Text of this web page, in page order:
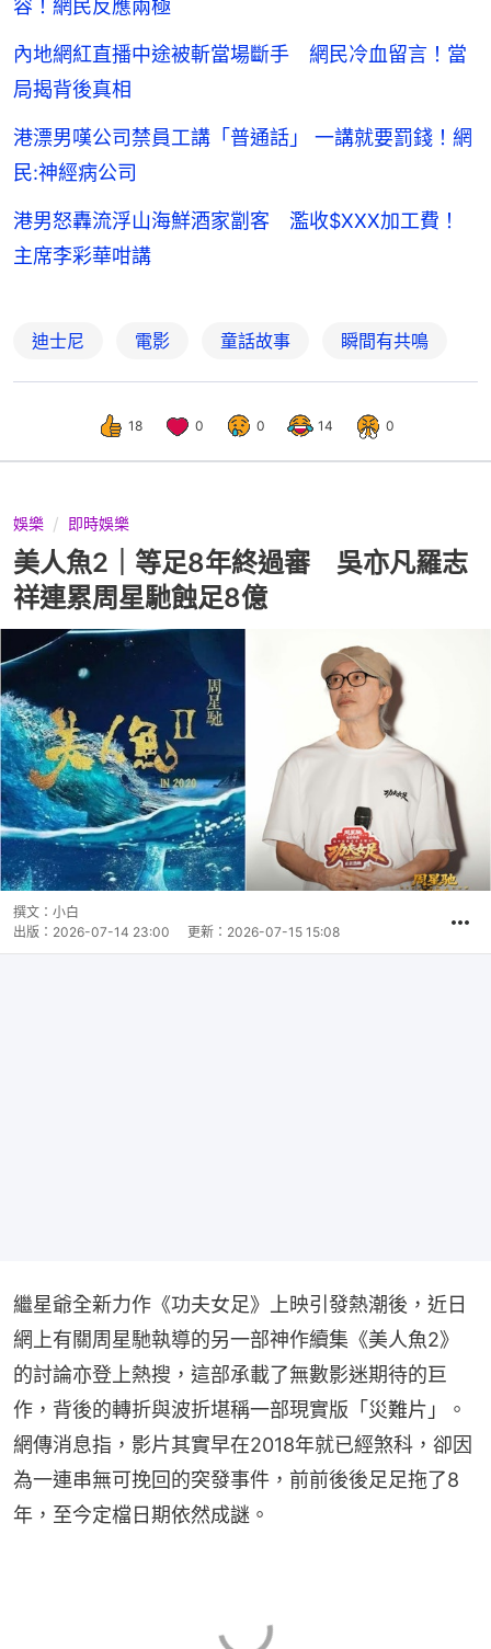
容！網民反應兩極
內地網紅直播中途被斬當場斷手 網民冷血留言！當
局揭背後真相
港漂男嘆公司禁員工講「普通話」 一講就要罰錢！網
民:神經病公司
港男怒轟流浮山海鮮酒家劏客 濫收$XXX加工費！
主席李彩華咁講
迪士尼 電影 童話故事 瞬間有共鳴
18 0 0 14 0
娛樂 即時娛樂
美人魚2｜等足8年終過審 吳亦凡羅志
祥連累周星馳蝕足8億
撰文： 小白
出版： 2026-07-14 23:00 更新： 2026-07-15 15:08
繼星爺全新力作《功夫女足》上映引發熱潮後，近日
網上有關周星馳執導的另一部神作續集《美人魚2》
的討論亦登上熱搜，這部承載了無數影迷期待的巨
作，背後的轉折與波折堪稱一部現實版「災難片」。
網傳消息指，影片其實早在2018年就已經煞科，卻因
為一連串無可挽回的突發事件，前前後後足足拖了8
年，至今定檔日期依然成謎。